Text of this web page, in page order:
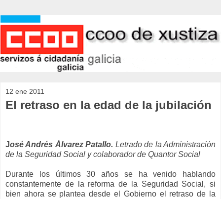
12 ene 2011
El retraso en la edad de la jubilación
José Andrés Álvarez Patallo. Letrado de la Administración
de la Seguridad Social y colaborador de Quantor Social
Durante los últimos 30 años se ha venido hablando
constantemente de la reforma de la Seguridad Social, si
bien ahora se plantea desde el Gobierno el retraso de la